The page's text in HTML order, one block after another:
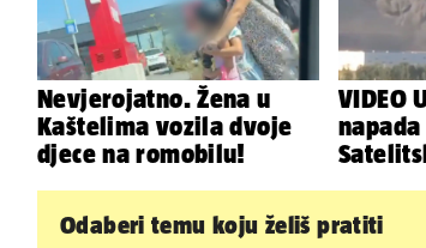
Nevjerojatno. Žena u
Kaštelima vozila dvoje
djece na romobilu!
VIDEO
Odaberi temu koju želiš pratiti